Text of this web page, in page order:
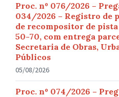
Proc. nº 076/2026 –
034/2026 – Registro de
de recompositor de
50-70, com entrega
Secretaria de Obras,
Públicos
05/08/2026
Proc. nº 074/2026 –